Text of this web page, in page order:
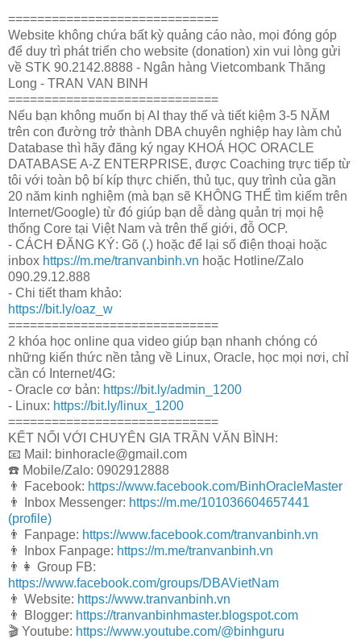
=============================
Website không chứa bất kỳ quảng cáo nào, mọi đóng góp
để duy trì phát triển cho website (donation) xin vui lòng gửi
về STK 90.2142.8888 - Ngân hàng Vietcombank Thăng
Long - TRAN VAN BINH
=============================
Nếu bạn không muốn bị AI thay thế và tiết kiệm 3-5 NĂM
trên con đường trở thành DBA chuyên nghiệp hay làm chủ
Database thì hãy đăng ký ngay KHOÁ HỌC ORACLE
DATABASE A-Z ENTERPRISE, được Coaching trực tiếp từ
tôi với toàn bộ bí kíp thực chiến, thủ tục, quy trình của gần
20 năm kinh nghiệm (mà bạn sẽ KHÔNG THỂ tìm kiếm trên
Internet/Google) từ đó giúp bạn dễ dàng quản trị mọi hệ
thống Core tại Việt Nam và trên thế giới, đỗ OCP.
- CÁCH ĐĂNG KÝ: Gõ (.) hoặc để lại số điện thoại hoặc
inbox https://m.me/tranvanbinh.vn hoặc Hotline/Zalo
090.29.12.888
- Chi tiết tham khảo:
https://bit.ly/oaz_w
=============================
2 khóa học online qua video giúp bạn nhanh chóng có
những kiến thức nền tảng về Linux, Oracle, học mọi nơi, chỉ
cần có Internet/4G:
- Oracle cơ bản: https://bit.ly/admin_1200
- Linux: https://bit.ly/linux_1200
=============================
KẾT NỐI VỚI CHUYÊN GIA TRẦN VĂN BÌNH:
📧 Mail: binhoracle@gmail.com
☎️ Mobile/Zalo: 0902912888
👨 Facebook: https://www.facebook.com/BinhOracleMaster
👨 Inbox Messenger: https://m.me/101036604657441
(profile)
👨 Fanpage: https://www.facebook.com/tranvanbinh.vn
👨 Inbox Fanpage: https://m.me/tranvanbinh.vn
👨👩 Group FB:
https://www.facebook.com/groups/DBAVietNam
👨 Website: https://www.tranvanbinh.vn
👨 Blogger: https://tranvanbinhmaster.blogspot.com
🎬 Youtube: https://www.youtube.com/@binhguru